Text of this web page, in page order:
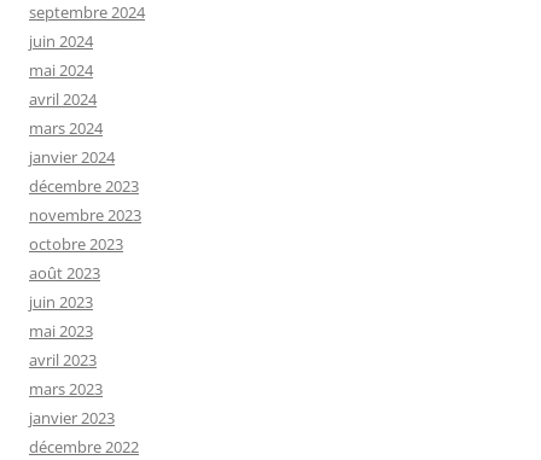
septembre 2024
juin 2024
mai 2024
avril 2024
mars 2024
janvier 2024
décembre 2023
novembre 2023
octobre 2023
août 2023
juin 2023
mai 2023
avril 2023
mars 2023
janvier 2023
décembre 2022